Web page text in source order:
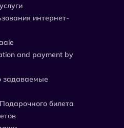
интернет-
and payment by
задаваемые
билета